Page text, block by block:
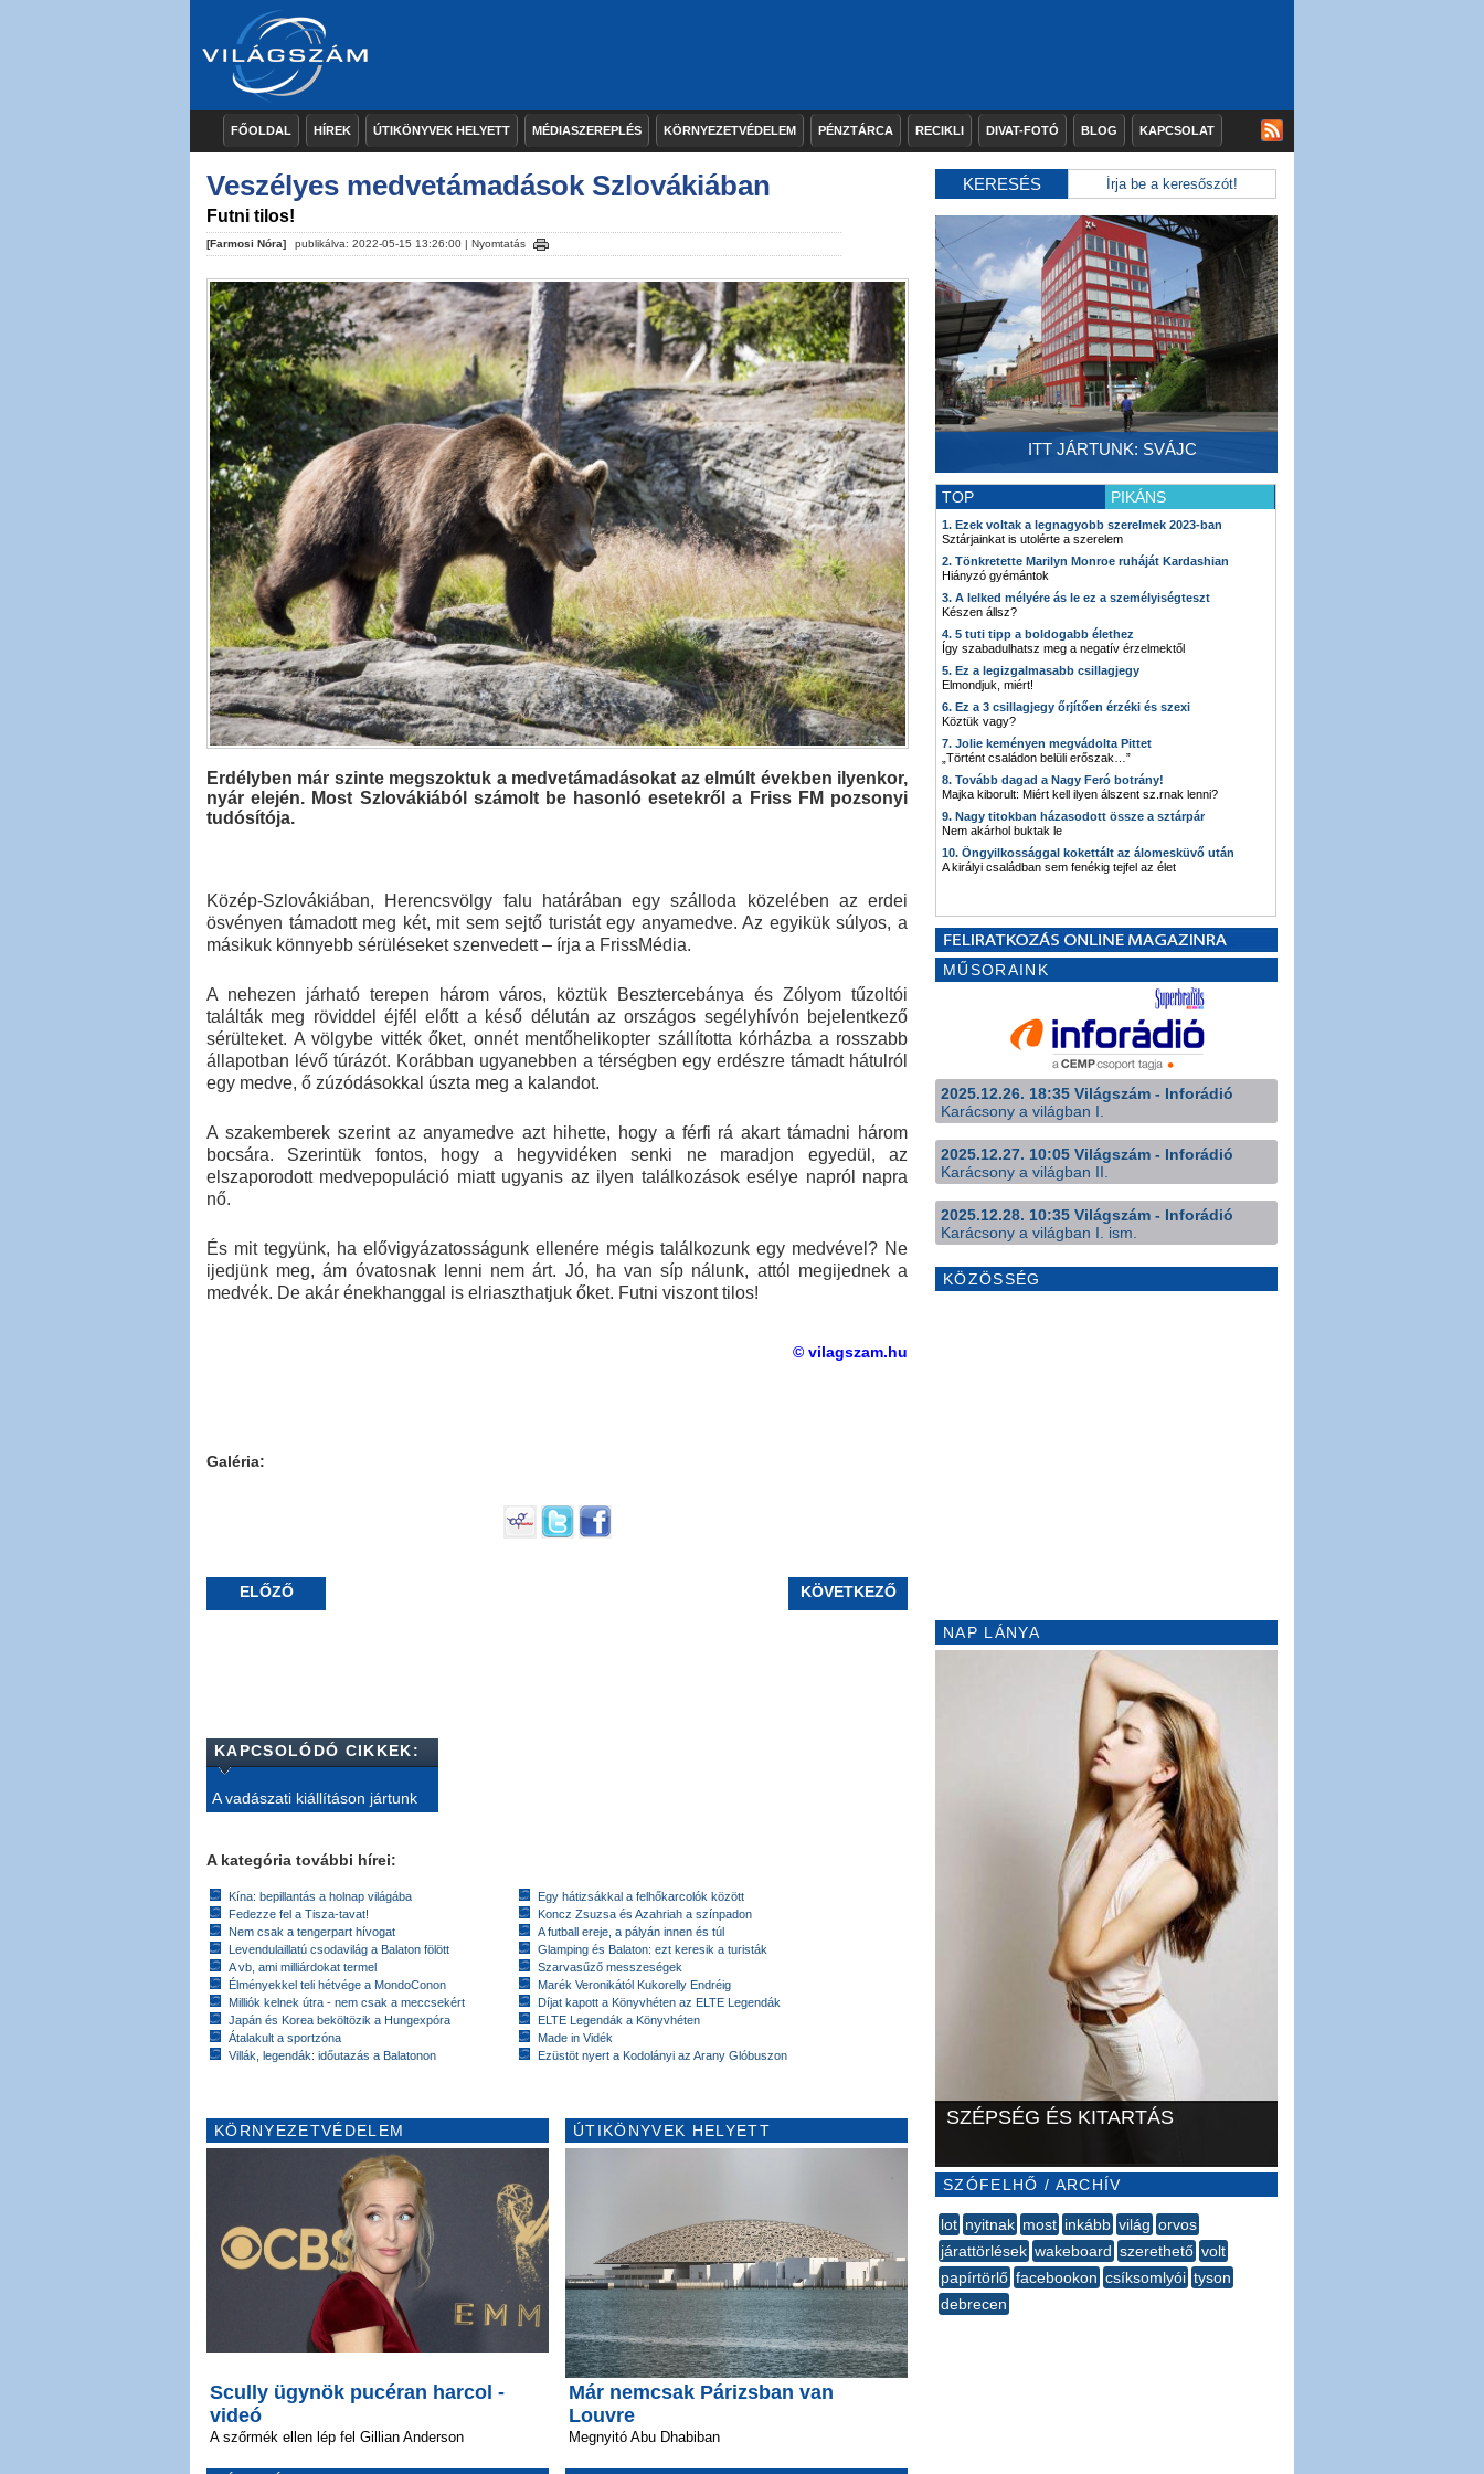
FŐOLDAL HÍREK ÚTIKÖNYVEK HELYETT MÉDIASZEREPLÉS KÖRNYEZETVÉDELEM PÉNZTÁRCA RECIKLI DIVAT-FOTÓ BLOG KAPCSOLAT
Veszélyes medvetámadások Szlovákiában
Futni tilos!
[Farmosi Nóra] publikálva: 2022-05-15 13:26:00 | Nyomtatás
Erdélyben már szinte megszoktuk a medvetámadásokat az elmúlt években ilyenkor,
nyár elején. Most Szlovákiából számolt be hasonló esetekről a Friss FM pozsonyi
tudósítója.
Közép-Szlovákiában, Herencsvölgy falu határában egy szálloda közelében az erdei
ösvényen támadott meg két, mit sem sejtő turistát egy anyamedve. Az egyikük súlyos, a
másikuk könnyebb sérüléseket szenvedett – írja a FrissMédia.
A nehezen járható terepen három város, köztük Besztercebánya és Zólyom tűzoltói
találták meg röviddel éjfél előtt a késő délután az országos segélyhívón bejelentkező
sérülteket. A völgybe vitték őket, onnét mentőhelikopter szállította kórházba a rosszabb
állapotban lévő túrázót. Korábban ugyanebben a térségben egy erdészre támadt hátulról
egy medve, ő zúzódásokkal úszta meg a kalandot.
A szakemberek szerint az anyamedve azt hihette, hogy a férfi rá akart támadni három
bocsára. Szerintük fontos, hogy a hegyvidéken senki ne maradjon egyedül, az
elszaporodott medvepopuláció miatt ugyanis az ilyen találkozások esélye napról napra
nő.
És mit tegyünk, ha elővigyázatosságunk ellenére mégis találkozunk egy medvével? Ne
ijedjünk meg, ám óvatosnak lenni nem árt. Jó, ha van síp nálunk, attól megijednek a
medvék. De akár énekhanggal is elriaszthatjuk őket. Futni viszont tilos!
© vilagszam.hu
Galéria:
ELŐZŐ KÖVETKEZŐ
KAPCSOLÓDÓ CIKKEK:
A vadászati kiállításon jártunk
A kategória további hírei:
Kína: bepillantás a holnap világába
Fedezze fel a Tisza-tavat!
Nem csak a tengerpart hívogat
Levendulaillatú csodavilág a Balaton fölött
A vb, ami milliárdokat termel
Élményekkel teli hétvége a MondoConon
Milliók kelnek útra - nem csak a meccsekért
Japán és Korea beköltözik a Hungexpóra
Átalakult a sportzóna
Villák, legendák: időutazás a Balatonon
Egy hátizsákkal a felhőkarcolók között
Koncz Zsuzsa és Azahriah a színpadon
A futball ereje, a pályán innen és túl
Glamping és Balaton: ezt keresik a turisták
Szarvasűző messzeségek
Marék Veronikától Kukorelly Endréig
Díjat kapott a Könyvhéten az ELTE Legendák
ELTE Legendák a Könyvhéten
Made in Vidék
Ezüstöt nyert a Kodolányi az Arany Glóbuszon
KÖRNYEZETVÉDELEM
Scully ügynök pucéran harcol -
videó
A szőrmék ellen lép fel Gillian Anderson
ÚTIKÖNYVEK HELYETT
Már nemcsak Párizsban van
Louvre
Megnyitó Abu Dhabiban
KERESÉS
ITT JÁRTUNK: SVÁJC
TOP PIKÁNS
1. Ezek voltak a legnagyobb szerelmek 2023-ban
Sztárjainkat is utolérte a szerelem
2. Tönkretette Marilyn Monroe ruháját Kardashian
Hiányzó gyémántok
3. A lelked mélyére ás le ez a személyiségteszt
Készen állsz?
4. 5 tuti tipp a boldogabb élethez
Így szabadulhatsz meg a negatív érzelmektől
5. Ez a legizgalmasabb csillagjegy
Elmondjuk, miért!
6. Ez a 3 csillagjegy őrjítően érzéki és szexi
Köztük vagy?
7. Jolie keményen megvádolta Pittet
„Történt családon belüli erőszak…”
8. Tovább dagad a Nagy Feró botrány!
Majka kiborult: Miért kell ilyen álszent sz.rnak lenni?
9. Nagy titokban házasodott össze a sztárpár
Nem akárhol buktak le
10. Öngyilkossággal kokettált az álomesküvő után
A királyi családban sem fenékig tejfel az élet
MŰSORAINK
2025.12.26. 18:35 Világszám - Inforádió
Karácsony a világban I.
2025.12.27. 10:05 Világszám - Inforádió
Karácsony a világban II.
2025.12.28. 10:35 Világszám - Inforádió
Karácsony a világban I. ism.
KÖZÖSSÉG
NAP LÁNYA
SZÉPSÉG ÉS KITARTÁS
SZÓFELHŐ / ARCHÍV
lot nyitnak most inkább világ orvos
járattörlések wakeboard szerethető volt
papírtörlő facebookon csíksomlyói tyson
debrecen